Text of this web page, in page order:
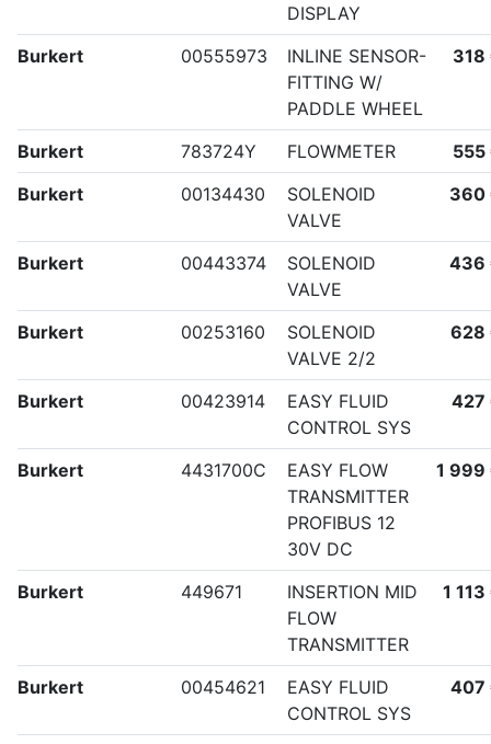
DISPLAY
Burkert 00555973
INLINE SENSOR-
FITTING W/
PADDLE WHEEL
318
Burkert 783724Y FLOWMETER
555
Burkert
00134430
SOLENOID
VALVE
360
Burkert 00443374
SOLENOID
VALVE
436
Burkert 00253160
SOLENOID
VALVE 2/2
628
Burkert 00423914
EASY FLUID
CONTROL SYS
427
Burkert 4431700C
EASY FLOW
TRANSMITTER
PROFIBUS 12
30V DC
1 999
Burkert 449671
INSERTION MID
FLOW
TRANSMITTER
1 113
Burkert 00454621
EASY FLUID
CONTROL SYS
407